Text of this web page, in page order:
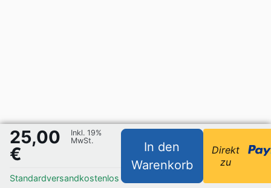
25,00
€
Inkl. 19%
MwSt.
Standardversandkostenlos
In den
Warenkorb
Direkt
zu